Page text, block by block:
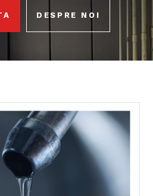
DESPRE NOI